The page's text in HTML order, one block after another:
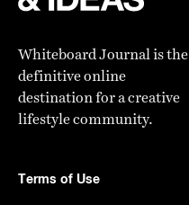
Whiteboard Journal is the
definitive online
destination for a creative
lifestyle community.
Terms of Use